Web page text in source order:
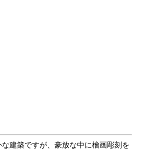
建築ですが、豪放な中に檜画彫刻を